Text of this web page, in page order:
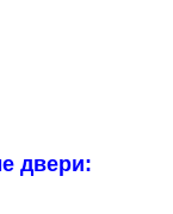
двери: